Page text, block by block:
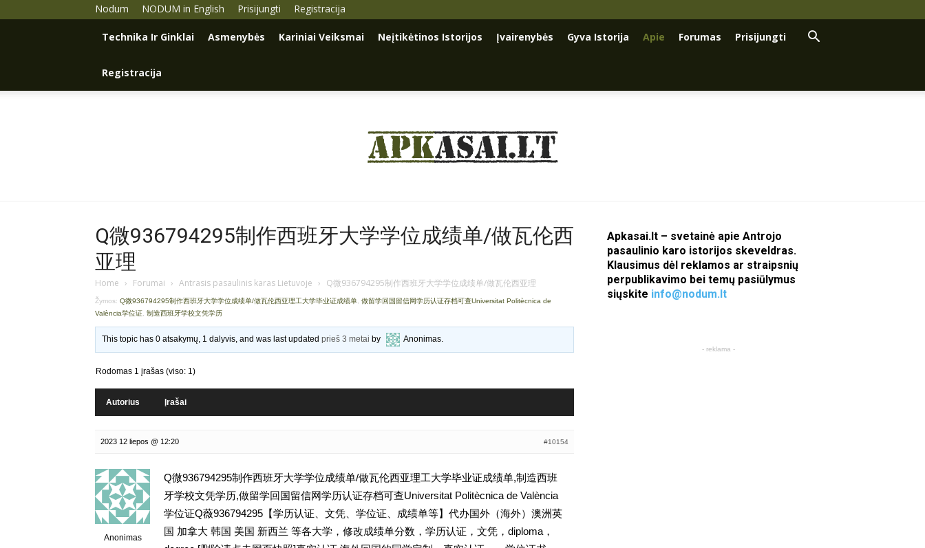
Nodum NODUM in English Prisijungti Registracija
Technika Ir Ginklai Asmenybės Kariniai Veiksmai Neįtikėtinos Istorijos Įvairenybės Gyva Istorija Apie Forumas Prisijungti
Registracija
Q微936794295制作西班牙大学学位成绩单/做瓦伦西
亚理
Home › Forumai › Antrasis pasaulinis karas Lietuvoje › Q微936794295制作西班牙大学学位成绩单/做瓦伦西亚理
Žymos: Q微936794295制作西班牙大学学位成绩单/做瓦伦西亚理工大学毕业证成绩单 做留学回国留信网学历认证存档可查Universitat Politècnica de
València学位证 制造西班牙学校文凭学历
This topic has 0 atsakymų, 1 dalyvis, and was last updatedprieš 3 metai by Anonimas.
Rodomas 1 įrašas (viso: 1)
Autorius Įrašai
2023 12 liepos @ 12:20 #10154
Anonimas
Q微936794295制作西班牙大学学位成绩单/做瓦伦西亚理工大学毕业证成绩单,制造西班
牙学校文凭学历,做留学回国留信网学历认证存档可查Universitat Politècnica de València
学位证Q薇936794295【学历认证、文凭、学位证、成绩单等】代办国外（海外）澳洲英
国 加拿大 韩国 美国 新西兰 等各大学，修改成绩单分数，学历认证，文凭，diploma，
Apkasai.lt – svetainė apie Antrojo
pasaulinio karo istorijos skeveldras.
Klausimus dėl reklamos ar straipsnių
perpublikavimo bei temų pasiūlymus
siųskite info@nodum.lt
- reklama -